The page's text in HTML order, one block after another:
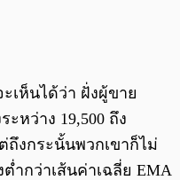
เห็นได้ว่า ฝั่งผู้ขาย
หว่าง 19,500 ถึง
ถึงกระนั้นพวกเขาก็ไม่
ำกว่าเส้นค่าเฉลี่ย EMA